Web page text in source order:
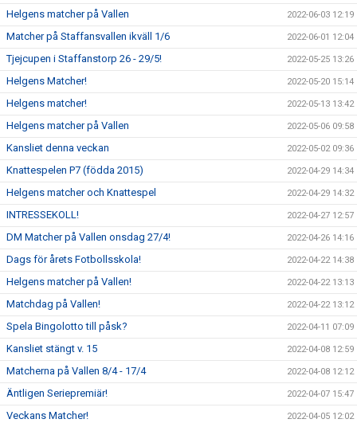
Helgens matcher på Vallen 2022-06-03 12:19
Matcher på Staffansvallen ikväll 1/6 2022-06-01 12:04
Tjejcupen i Staffanstorp 26 - 29/5! 2022-05-25 13:26
Helgens Matcher! 2022-05-20 15:14
Helgens matcher! 2022-05-13 13:42
Helgens matcher på Vallen 2022-05-06 09:58
Kansliet denna veckan 2022-05-02 09:36
Knattespelen P7 (födda 2015) 2022-04-29 14:34
Helgens matcher och Knattespel 2022-04-29 14:32
INTRESSEKOLL! 2022-04-27 12:57
DM Matcher på Vallen onsdag 27/4! 2022-04-26 14:16
Dags för årets Fotbollsskola! 2022-04-22 14:38
Helgens matcher på Vallen! 2022-04-22 13:13
Matchdag på Vallen! 2022-04-22 13:12
Spela Bingolotto till påsk? 2022-04-11 07:09
Kansliet stängt v. 15 2022-04-08 12:59
Matcherna på Vallen 8/4 - 17/4 2022-04-08 12:12
Äntligen Seriepremiär! 2022-04-07 15:47
Veckans Matcher! 2022-04-05 12:02